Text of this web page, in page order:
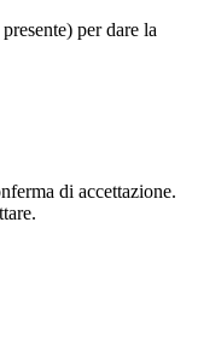
per dare la
di accettazione.